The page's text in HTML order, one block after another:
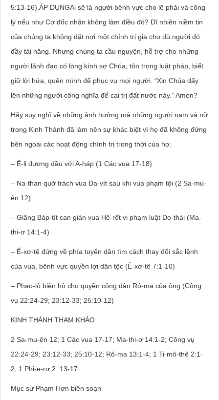
5:13-16).ÁP DỤNGAi sẽ là người bênh vực cho lẽ phải và công
lý nếu như Cơ đốc nhân không làm điều đó? Dĩ nhiên niềm tin
của chúng ta không đặt nơi một chính trị gia cho dù người đó
đầy tài năng. Nhưng chúng ta cầu nguyện, hỗ trợ cho những
người lãnh đạo có lòng kính sợ Chúa, tôn trọng luật pháp, biết
giữ lời hứa, quên mình để phục vụ mọi người. “Xin Chúa dấy
lên những người công nghĩa để cai trị đất nước này.” Amen?
Hãy suy nghĩ về những ảnh hưởng mà những người nam và nữ
trong Kinh Thánh đã làm nên sự khác biệt vì họ đã không đứng
bên ngoài các hoạt động chính trị trong thời của họ:
– Ê-li đương đầu với A-háp (1 Các vua 17-18)
– Na-than quở trách vua Đa-vít sau khi vua phạm tội (2 Sa-mu-
ên 12)
– Giăng Báp-tít can gián vua Hê-rốt vi phạm luật Do-thái (Ma-
thi-ơ 14:1-4)
– Ê-xơ-tê đứng về phía tuyển dân tìm cách thay đổi sắc lệnh
của vua, bênh vực quyền lợi dân tộc (Ê-xơ-tê 7:1-10)
– Phao-lô biện hộ cho quyền công dân Rô-ma của ông (Công
vụ 22:24-29; 23:12-33; 25:10-12)
KINH THÁNH THAM KHẢO
2 Sa-mu-ên 12; 1 Các vua 17-17; Ma-thi-ơ 14:1-2; Công vụ
22:24-29; 23:12-33; 25:10-12; Rô-ma 13:1-4; 1 Ti-mô-thê 2:1-
2, 1 Phi-e-rơ 2: 13-17
Mục sư Phạm Hơn biên soạn